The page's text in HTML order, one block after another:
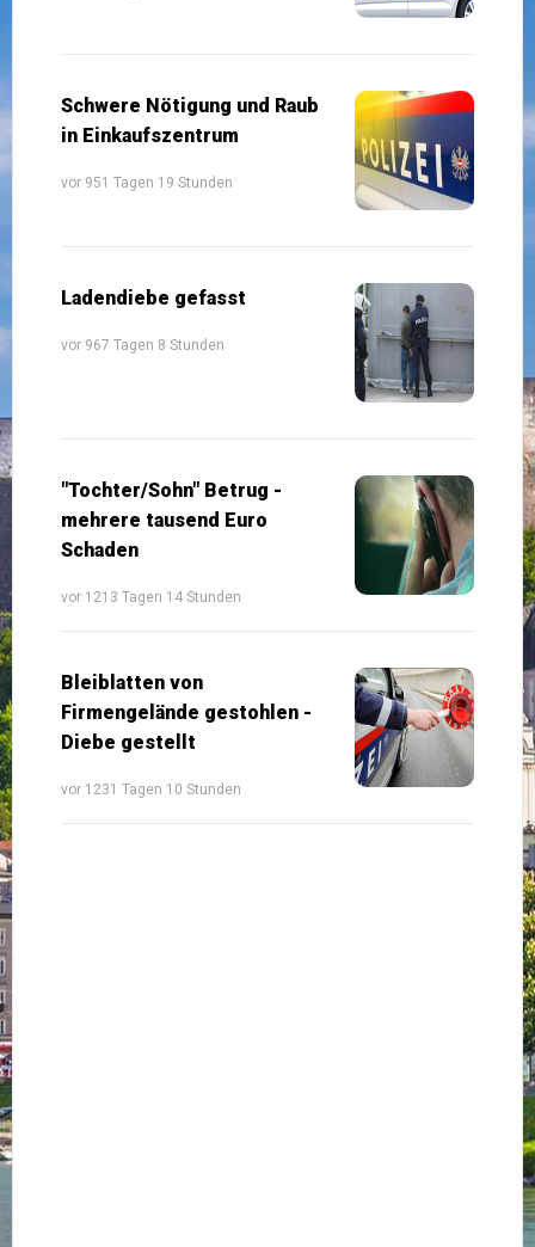
Schwere Nötigung und Raub
in Einkaufszentrum
vor 951 Tagen 19 Stunden
Ladendiebe gefasst
vor 967 Tagen 8 Stunden
"Tochter/Sohn" Betrug -
mehrere tausend Euro
Schaden
vor 1213 Tagen 14 Stunden
Bleiblatten von
Firmengelände gestohlen -
Diebe gestellt
vor 1231 Tagen 10 Stunden